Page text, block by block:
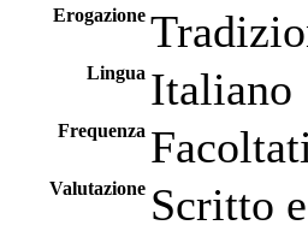
Erogazione
Lingua Italiano
Frequenza
Valutazione Scritto